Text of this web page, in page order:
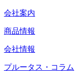
会社案内
商品情報
会社情報
プルータス・コラム